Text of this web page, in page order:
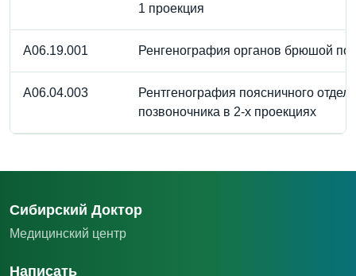
1 проекция
A06.19.001 Ренгенография органов брюшой
A06.04.003
Рентгенография поясничного отдела
позвоночника в 2-х проекциях
Сибирский Доктор
Медицинский центр
Написать